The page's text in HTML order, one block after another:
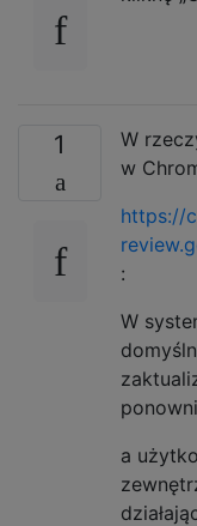
1
W
w
https://
:
W
a